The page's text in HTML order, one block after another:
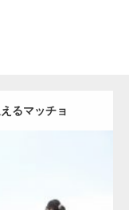
るマッチョ